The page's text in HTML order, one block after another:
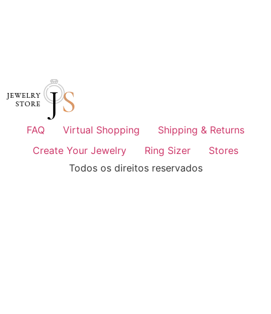
FAQ Virtual Shopping
Shipping & Returns
Create Your Jewelry
Ring Sizer
Stores
Todos os direitos reservados